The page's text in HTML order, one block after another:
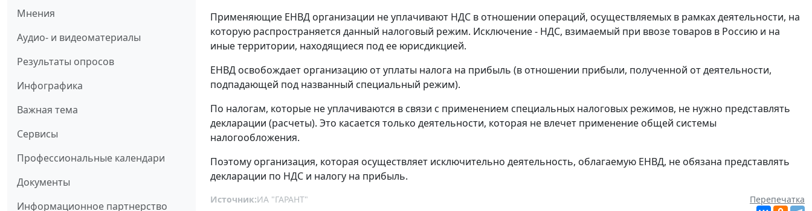
Мнения
Аудио- и видеоматериалы
Результаты опросов
Инфографика
Важная тема
Сервисы
Профессиональные календари
Документы
Информационное партнерство
Применяющие ЕНВД организации не уплачивают НДС в отношении операций, осуществляемых в рамках деятельности, на
которую распространяется данный налоговый режим. Исключение - НДС, взимаемый при ввозе товаров в Россию и на
иные территории, находящиеся под ее юрисдикцией.
ЕНВД освобождает организацию от уплаты налога на прибыль (в отношении прибыли, полученной от деятельности,
подпадающей под названный специальный режим).
По налогам, которые не уплачиваются в связи с применением специальных налоговых режимов, не нужно представлять
декларации (расчеты). Это касается только деятельности, которая не влечет применение общей системы
налогообложения.
Поэтому организация, которая осуществляет исключительно деятельность, облагаемую ЕНВД, не обязана представлять
декларации по НДС и налогу на прибыль.
Источник:ИА "ГАРАНТ" Перепечатка